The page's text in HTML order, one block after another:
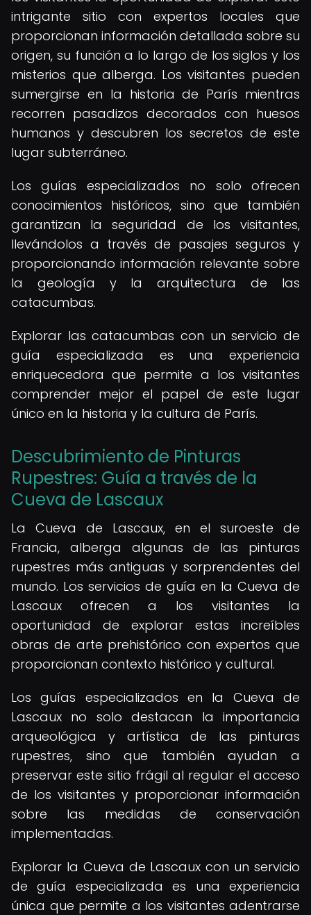
intrigante sitio con expertos locales que
proporcionan información detallada sobre su
origen, su función a lo largo de los siglos y los
misterios que alberga. Los visitantes pueden
sumergirse en la historia de París mientras
recorren pasadizos decorados con huesos
humanos y descubren los secretos de este
lugar subterráneo.
Los guías especializados no solo ofrecen
conocimientos históricos, sino que también
garantizan la seguridad de los visitantes,
llevándolos a través de pasajes seguros y
proporcionando información relevante sobre
la geología y la arquitectura de las
catacumbas.
Explorar las catacumbas con un servicio de
guía especializada es una experiencia
enriquecedora que permite a los visitantes
comprender mejor el papel de este lugar
único en la historia y la cultura de París.
Descubrimiento de Pinturas
Rupestres: Guía a través de la
Cueva de Lascaux
La Cueva de Lascaux, en el suroeste de
Francia, alberga algunas de las pinturas
rupestres más antiguas y sorprendentes del
mundo. Los servicios de guía en la Cueva de
Lascaux ofrecen a los visitantes la
oportunidad de explorar estas increíbles
obras de arte prehistórico con expertos que
proporcionan contexto histórico y cultural.
Los guías especializados en la Cueva de
Lascaux no solo destacan la importancia
arqueológica y artística de las pinturas
rupestres, sino que también ayudan a
preservar este sitio frágil al regular el acceso
de los visitantes y proporcionar información
sobre las medidas de conservación
implementadas.
Explorar la Cueva de Lascaux con un servicio
de guía especializada es una experiencia
única que permite a los visitantes adentrarse